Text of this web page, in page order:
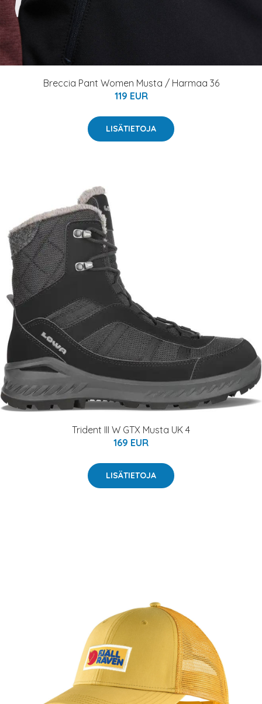
Breccia Pant Women Musta / Harmaa 36
119 EUR
LISÄTIETOJA
Trident III W GTX Musta UK 4
169 EUR
LISÄTIETOJA